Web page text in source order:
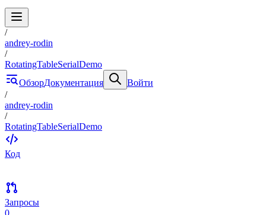
/
andrey-rodin
/
RotatingTableSerialDemo
ОбзорДокументация
Войти
/
andrey-rodin
/
RotatingTableSerialDemo
Код
Запросы
0